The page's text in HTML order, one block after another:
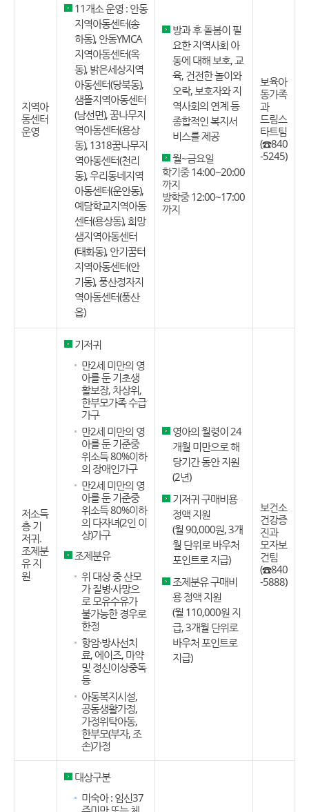
지역아
동센터
운영
11개소 운영 : 안동
지역아동센터(송
하동), 안동YMCA
지역아동센터(옥
동), 밝은세상지역
아동센터(당북동),
샘뜰지역아동센터
(남선면), 꿈나무지
역아동센터(용상
동), 1318꿈나무지
역아동센터(천리
동), 우리동네지역
아동센터(운안동),
예담학교지역아동
센터(용상동), 희망
샘지역아동센터
(태화동), 안기꿈터
지역아동센터(안
기동), 풍산정자지
역아동센터(풍산
읍)
방과 후 돌봄이 필
요한 지역사회 아
동에 대해 보호, 교
육, 건전한 놀이와
오락, 보호자와 지
역사회의 연계 등
종합적인 복지서
비스를 제공
월~금요일
학기중 14:00~20:00
까지
방학중 12:00~17:00
까지
보육아
동가족
과
드림스
타트팀
(☎840
-5245)
저소득
층 기
저귀.
조제분
유 지
원
기저귀
만2세 미만의 영
아를 둔 기초생
활보장, 차상위,
한부모가족 수급
가구
만2세 미만의 영
아를 둔 기준중
위소득 80%이하
의 장애인가구
만2세 미만의 영
아를 둔 기준중
위소득 80%이하
의 다자녀(2인 이
상)가구
조제분유
위 대상 중 산모
가 질병·사망으
로 모유수유가
불가능한 경우로
한정
항암·방사선치
료, 에이즈, 마약
및 정신이상중독
등
아동복지시설,
공동생활가정,
가정위탁아동,
한부모(부자, 조
손)가정
영아의 월령이 24
개월 미만으로 해
당기간 동안 지원
(2년)
기저귀 구매비용
정액 지원
(월 90,000원, 3개
월 단위로 바우처
포인트로 지급)
조제분유 구매비
용 정액 지원
(월 110,000원 지
급, 3개월 단위로
바우처 포인트로
지급)
보건소
건강증
진과
모자보
건팀
(☎840
-5888)
대상구분
미숙아 : 임신37